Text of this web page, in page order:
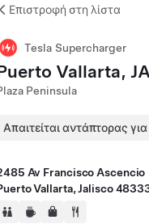
Επιστροφή στη λίστα
Tesla Supercharger
Vallarta,
Peninsula
Απαιτείται αντάπτορας
Av Francisco Ascencio
Vallarta, Jalisco